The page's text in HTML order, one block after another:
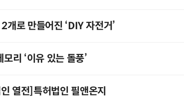
개로 만들어진 ‘DIY 자전거’
리 ‘이유 있는 돌풍’
열전]특허법인 필앤온지